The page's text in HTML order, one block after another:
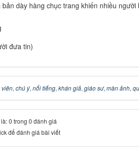
bản dày hàng chục trang khiến nhiều người
đưa tin)
viên, chú ý, nổi tiếng, khán giả, giáo sư, màn ảnh,
0 trong 0 đánh giá
để đánh giá bài viết